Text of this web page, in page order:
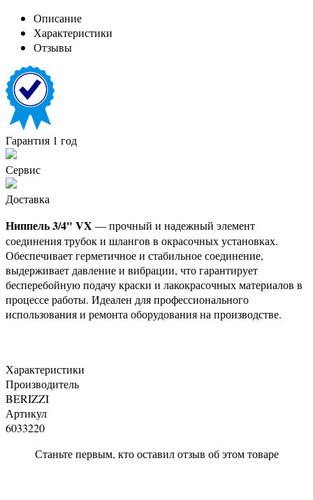
Описание
Характеристики
Отзывы
Гарантия 1 год
Сервис
Доставка
Ниппель 3/4" VX — прочный и надежный элемент
соединения трубок и шлангов в окрасочных установках.
Обеспечивает герметичное и стабильное соединение,
выдерживает давление и вибрации, что гарантирует
бесперебойную подачу краски и лакокрасочных материалов в
процессе работы. Идеален для профессионального
использования и ремонта оборудования на производстве.
Характеристики
Производитель
BERIZZI
Артикул
6033220
Станьте первым, кто оставил отзыв об этом товаре